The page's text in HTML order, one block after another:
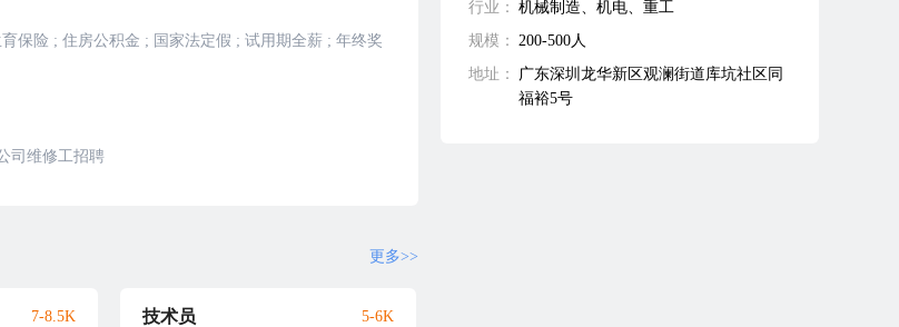
保险 ; 住房公积金 ; 国家法定假 ; 试用期全薪 ; 年终奖
司维修工招聘
更多>>
7-8.5K 技术员 5-6K
行业： 机械制造、机电、重工
规模： 200-500人
地址：
广东深圳龙华新区观澜街道库坑社区同
福裕5号